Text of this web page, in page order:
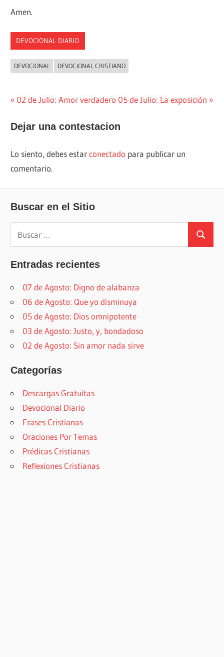
Amen.
DEVOCIONAL DIARIO
DEVOCIONAL DEVOCIONAL CRISTIANO
Navegación
de
Entrada
02 de Julio: Amor verdadero Siguiente
05 de Julio: La exposición
Dejar una contestacion
Lo siento, debes estarconectado para publicar un
comentario.
Buscar en el Sitio
Buscar:
Buscar
Entradas recientes
07 de Agosto: Digno de alabanza
06 de Agosto: Que yo disminuya
05 de Agosto: Dios omnipotente
03 de Agosto: Justo, y, bondadoso
02 de Agosto: Sin amor nada sirve
Categorías
Descargas Gratuitas
Devocional Diario
Frases Cristianas
Oraciones Por Temas
Prédicas Cristianas
Reflexiones Cristianas